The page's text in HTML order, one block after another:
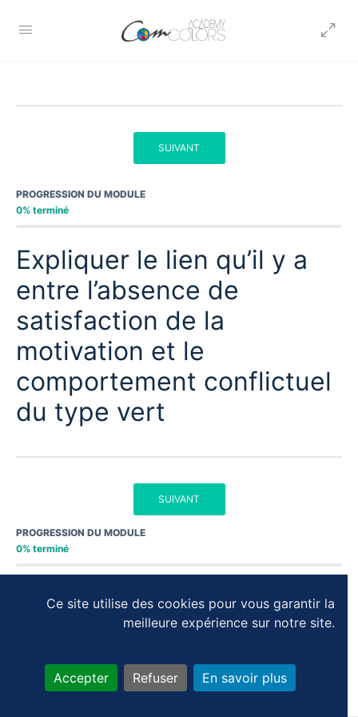
Ce site utilise des cookies pour vous garantir la
meilleure expérience sur notre site.
Accepter Refuser En savoir plus
PROGRESSION DU MODULE
0% terminé
SUIVANT
Expliquer le lien qu’il y a
entre l’absence de
satisfaction de la
motivation et le
comportement conflictuel
du type vert
PROGRESSION DU MODULE
0% terminé
SUIVANT